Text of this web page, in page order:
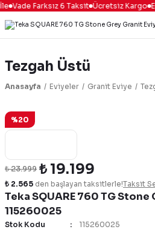
Vade Farksız 6 Taksit Ücretsiz Kargo
Tezgah Üstü
Anasayfa Eviyeler Granit Eviye
%20
Teka SQUARE 760 TG Stone
115260025
₺ 23.999 ₺ 19.199
₺ 2.565 den başlayan taksitlerle!Taksit
Stok Kodu
115260025